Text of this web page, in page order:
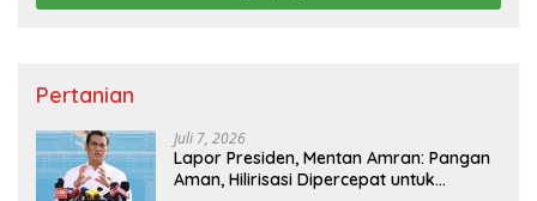
Pertanian
Juli 7, 2026
Lapor Presiden, Mentan Amran: Pangan
Aman, Hilirisasi Dipercepat untuk